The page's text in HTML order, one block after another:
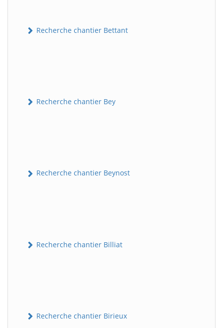
Recherche chantier Bettant
Recherche chantier Bey
Recherche chantier Beynost
Recherche chantier Billiat
Recherche chantier Birieux